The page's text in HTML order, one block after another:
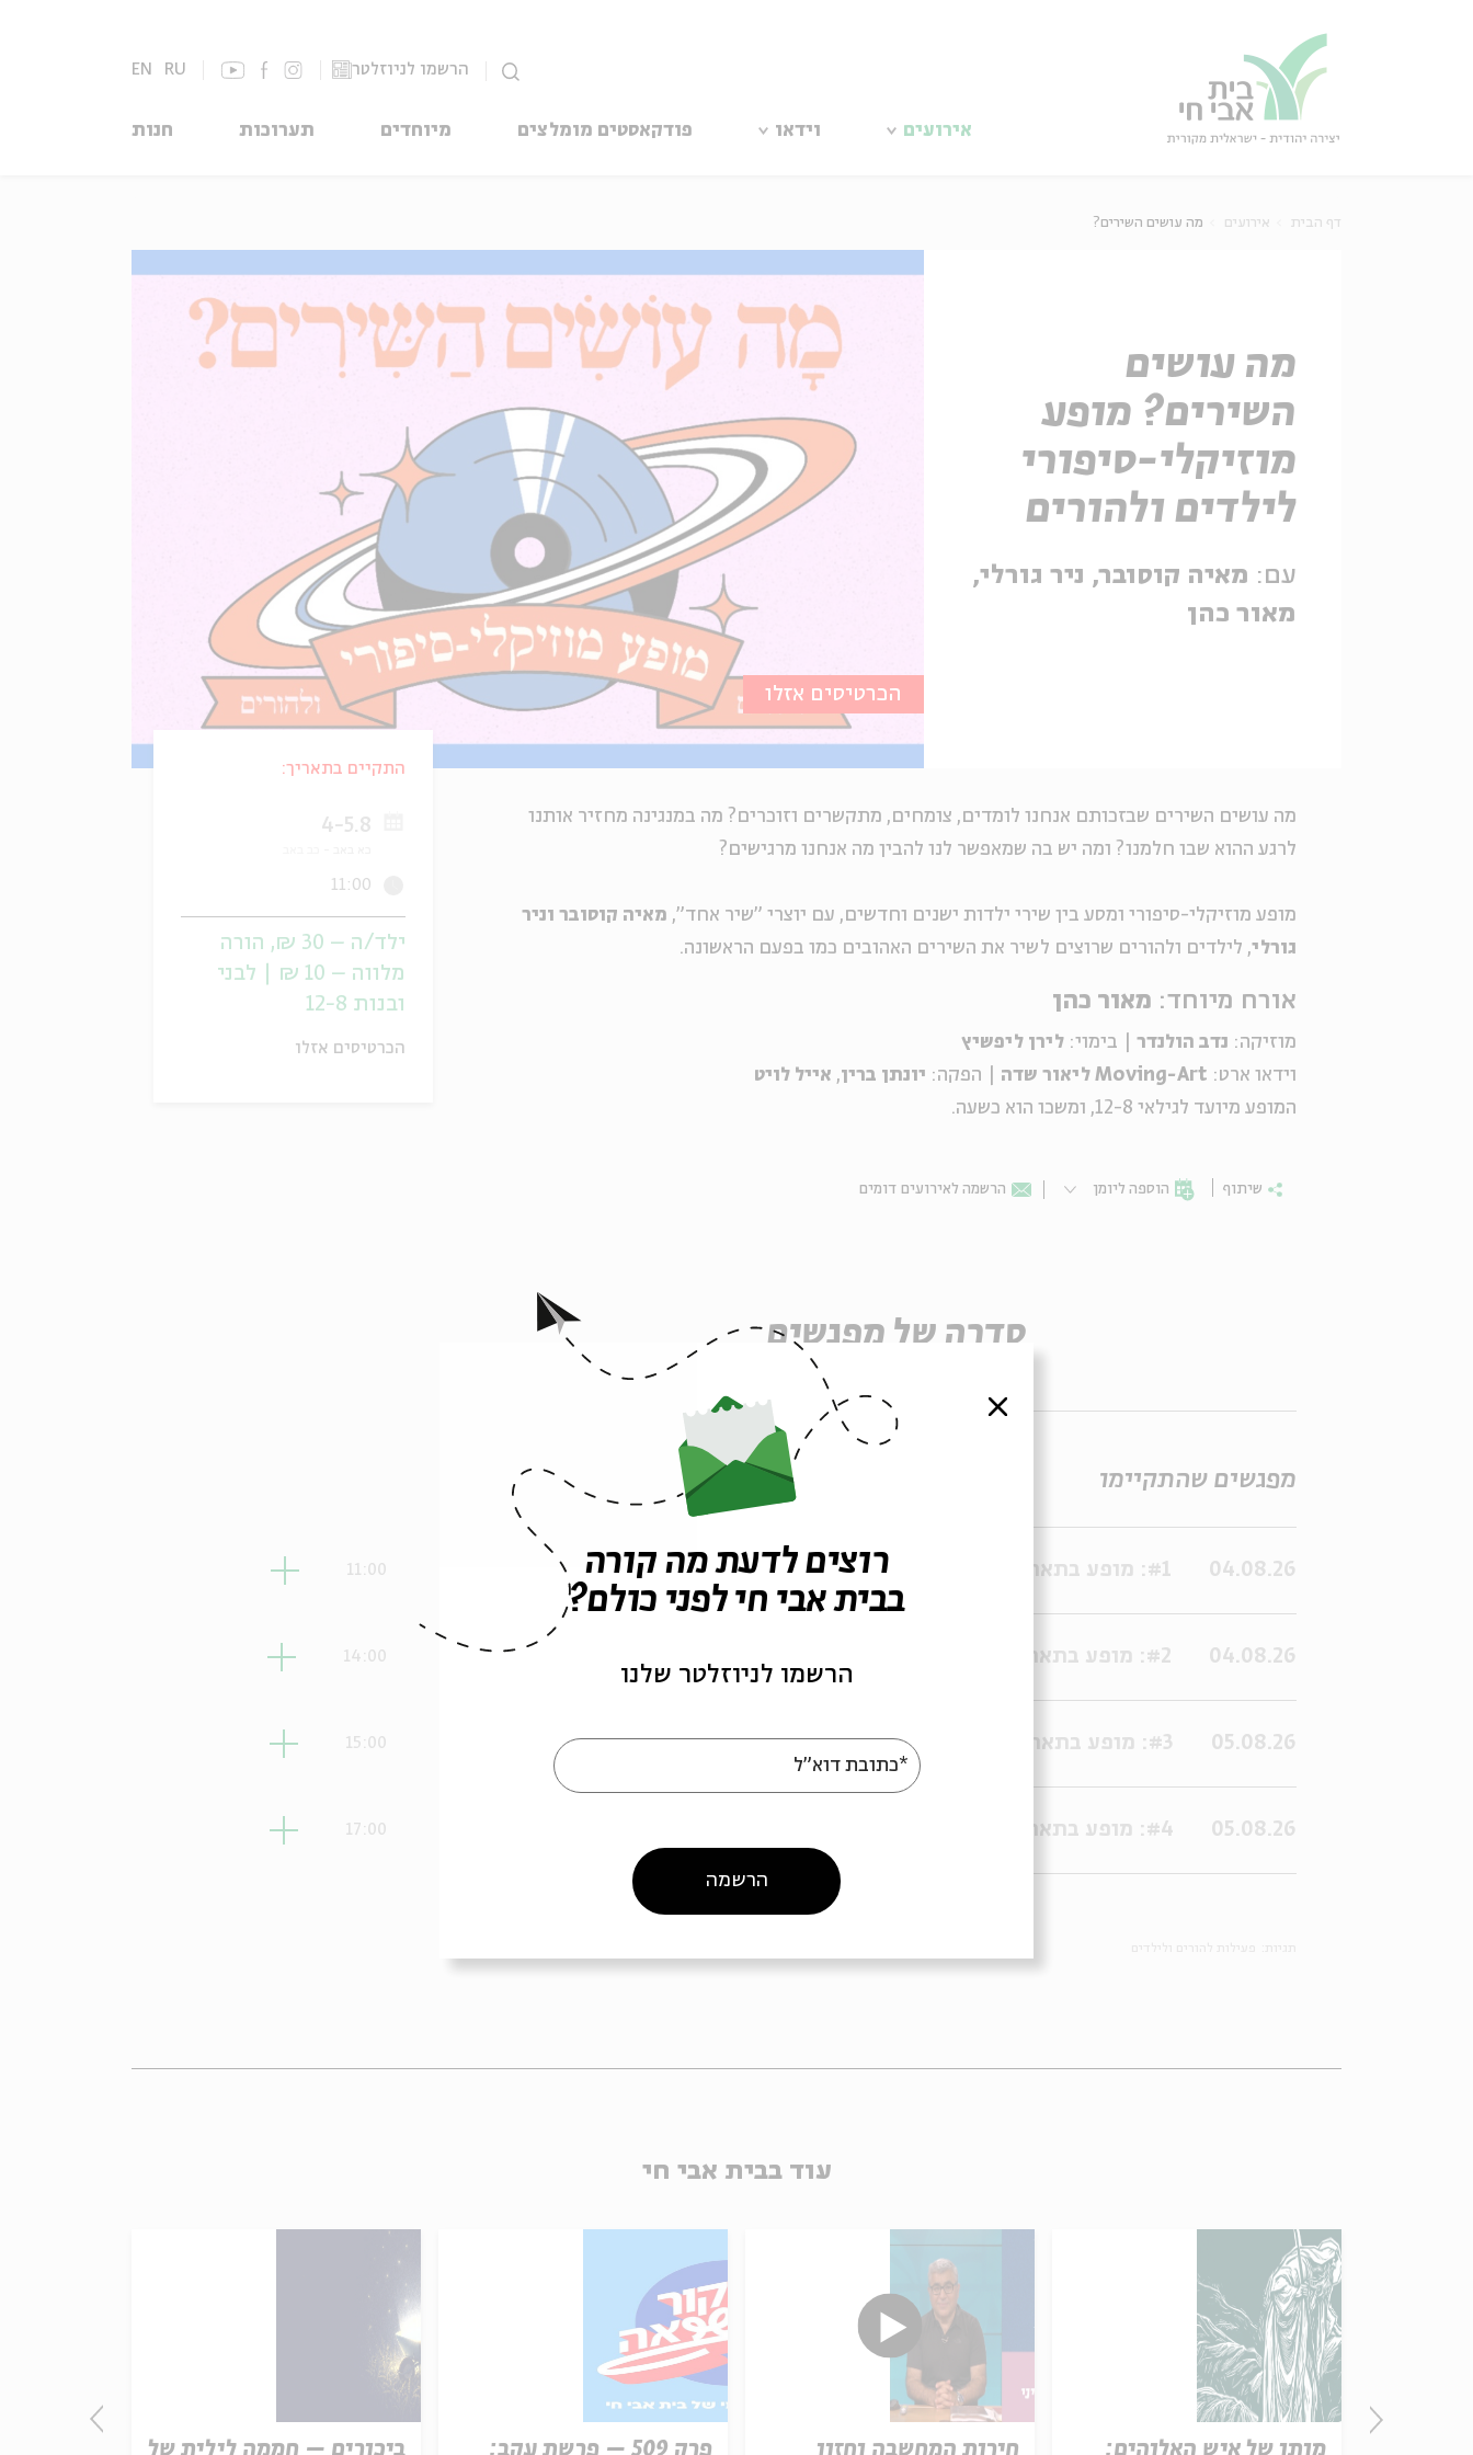
הרשמו לניוזלטר EN RU
אירועים וידאו פודקאסטים מומלצים מיוחדים תערוכות חנות
דף הבית אירועים מה עושים השירים?
מה עושים
השירים? מופע
מוזיקלי-סיפורי
לילדים ולהורים
עם: מאיה קוסובר, ניר גורלי,
מאור כהן
הכרטיסים אזלו
מה עושים השירים שבזכותם אנחנו לומדים, צומחים, מתקשרים וזוכרים? מה במנגינה מחזיר אותנו
לרגע ההוא שבו חלמנו? ומה יש בה שמאפשר לנו להבין מה אנחנו מרגישים?
מופע מוזיקלי-סיפורי ומסע בין שירי ילדות ישנים וחדשים, עם יוצרי "שיר אחד", מאיה קוסובר וניר
גורלי, לילדים ולהורים שרוצים לשיר את השירים האהובים כמו בפעם הראשונה.
אורח מיוחד: מאור כהן
מוזיקה: נדב הולנדר | בימוי: לירן ליפשיץ
וידאו ארט: Moving-Art ליאור שדה | הפקה: יונתן ברין, אייל לויט
המופע מיועד לגילאי 12-8, ומשכו הוא כשעה.
שיתוף הוספה ליומן הרשמה לאירועים דומים
סדרה של מפגשים
מפגשים שהתקיימו
04.08.26 #1: מופע בתאריך:04/08/2026 11:00:00 11:00
04.08.26 #2: מופע בתאריך:04/08/2026 14:00:00 שלישי 14:00
05.08.26 #3: מופע בתאריך:05/08/2026 15:00:00 15:00
05.08.26 #4: מופע בתאריך:05/08/2026 17:00:00 17:00
התקיים בתאריך:
4-5.8
11:00
ילד/ה – 30 ₪, הורה
מלווה – 10 ₪ | לבני
ובנות 12-8
הכרטיסים אזלו
עוד בבית אבי חי
ביכורים – חממה לילית של
פרק 509 – פרשת עקב:
חירות המחשבה וחזון
מותו של איש האלוהים:
סגור
רוצים לדעת מה קורה
בבית אבי חי לפני כולם?
הרשמו לניוזלטר שלנו
*כתובת דוא"ל
הרשמה